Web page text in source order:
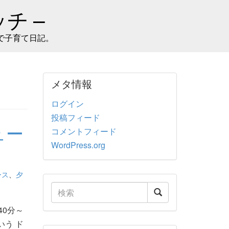
–
育て日記。
夕
分～
う ド
メタ情報
ログイン
投稿フィード
コメントフィード
WordPress.org